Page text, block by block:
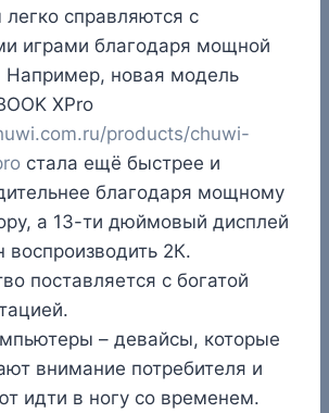
справляются с
играми благодаря мощной
Например, новая модель
XPro
products/chuwi-
стала ещё быстрее и
благодаря мощному
а 13-ти дюймовый дисплей
воспроизводить 2К.
поставляется с богатой
– девайсы, которые
внимание потребителя и
идти в ногу со временем.